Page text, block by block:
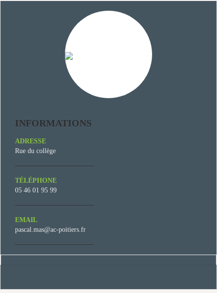
INFORMATIONS
ADRESSE
Rue du collège
TÉLÉPHONE
05 46 01 95 99
EMAIL
pascal.mas@ac-poitiers.fr